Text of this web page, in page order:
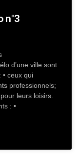
n°3
d’une ville sont
ceux qui
professionnels;
leurs loisirs.
: •